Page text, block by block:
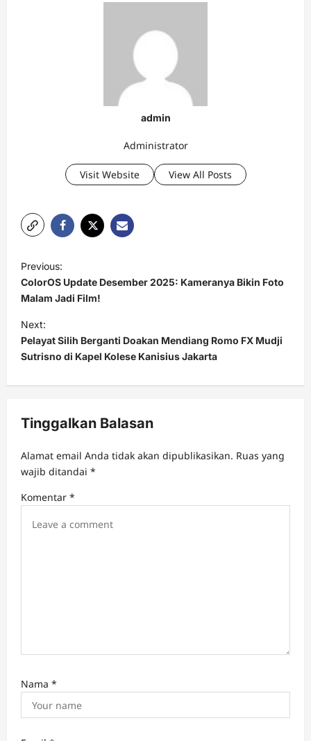
admin
Administrator
Visit Website View All Posts
P
o
s
t
n
a
v
g
a
t
i
Previous:
ColorOS Update Desember 2025: Kameranya Bikin Foto
Malam Jadi Film!
Next:
Pelayat Silih Berganti Doakan Mendiang Romo FX Mudji
Sutrisno di Kapel Kolese Kanisius Jakarta
Tinggalkan Balasan
Alamat email Anda tidak akan dipublikasikan. Ruas yang
wajib ditandai *
Komentar *
Nama *